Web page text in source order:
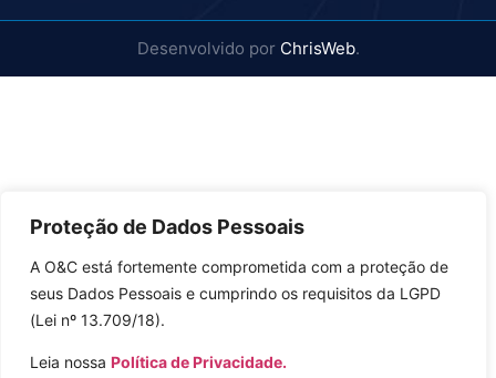
Proteção de Dados Pessoais
A O&C está fortemente comprometida com a proteção de
seus Dados Pessoais e cumprindo os requisitos da LGPD
(Lei nº 13.709/18).
Leia nossa Política de Privacidade.
Desenvolvido por ChrisWeb.